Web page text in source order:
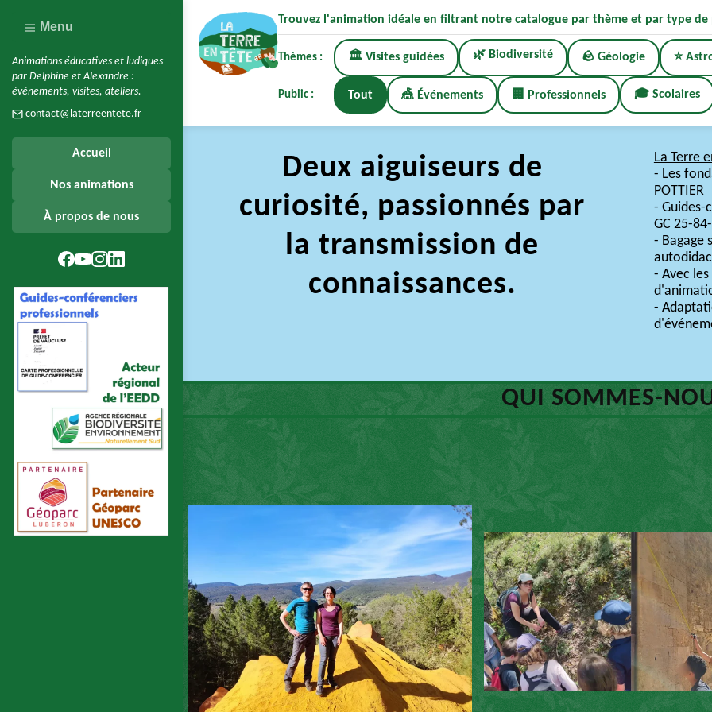
Menu
Animations éducatives et ludiques
par Delphine et Alexandre :
événements, visites, ateliers.
contact@laterreentete.fr
Accueil
Nos animations
À propos de nous
Trouvez l'animation idéale en filtrant notre catalogue par thème et par type de
Thèmes : 🏛️ Visites guidées 🌿 Biodiversité 🪨 Géologie ⭐
Public : Tout 🎪 Événements 🏢 Professionnels 🎓 Scolaires
Deux aiguiseurs de
curiosité, passionnés par
la transmission de
connaissances.
La Terre
- Les
POTTIER
- Guides-
GC 25-
- Bagage
- Avec
-
QUI SOMMES-